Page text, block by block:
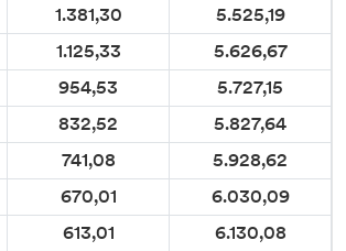
1.381,30
5.525,19
1.125,33
5.626,67
954,53
5.727,15
832,52
5.827,64
741,08
5.928,62
670,01
6.030,09
613,01
6.130,08